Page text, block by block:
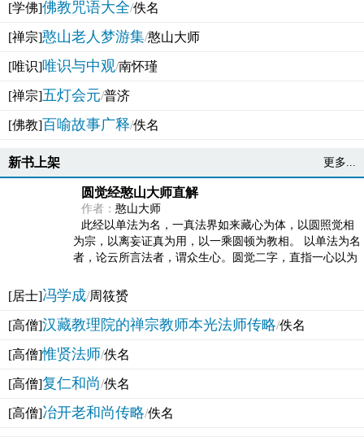
[学佛]佛教咒语大全/佚名
[禅宗]憨山老人梦游集/憨山大师
[唯识]唯识与中观/南怀瑾
[禅宗]五灯会元/普济
[佛教]百喻故事广释/佚名
新书上架 更多...
圆觉经憨山大师直解
作者： 憨山大师
此经以单法为名，一真法界如来藏心为体，以圆照觉相
为宗，以离妄证真为用，以一乘圆顿为教相。 以单法为名
者，论云所言法者，谓众生心。圆觉二字，直指一心以为
[居士]冯学成/周筱赟
[高僧]汉藏教理院的禅宗教师本光法师传略/佚名
[高僧]惟贤法师/佚名
[高僧]复仁和尚/佚名
[高僧]冶开老和尚传略/佚名